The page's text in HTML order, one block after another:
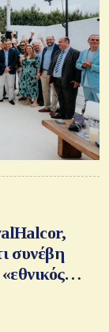
συνέβη